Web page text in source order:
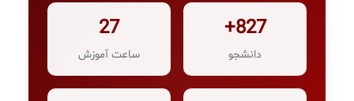
827+
دانشجو
27
ساعت آموزش